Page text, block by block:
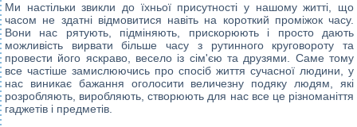
Ми настільки звикли до їхньої присутності у нашому житті, що
часом не здатні відмовитися навіть на короткий проміжок часу.
Вони нас рятують, підміняють, прискорюють і просто дають
можливість вирвати більше часу з рутинного круговороту та
провести його яскраво, весело із сім'єю та друзями. Саме тому
все частіше замислюючись про спосіб життя сучасної людини, у
нас виникає бажання оголосити величезну подяку людям, які
розробляють, виробляють, створюють для нас все це різноманіття
гаджетів і предметів.